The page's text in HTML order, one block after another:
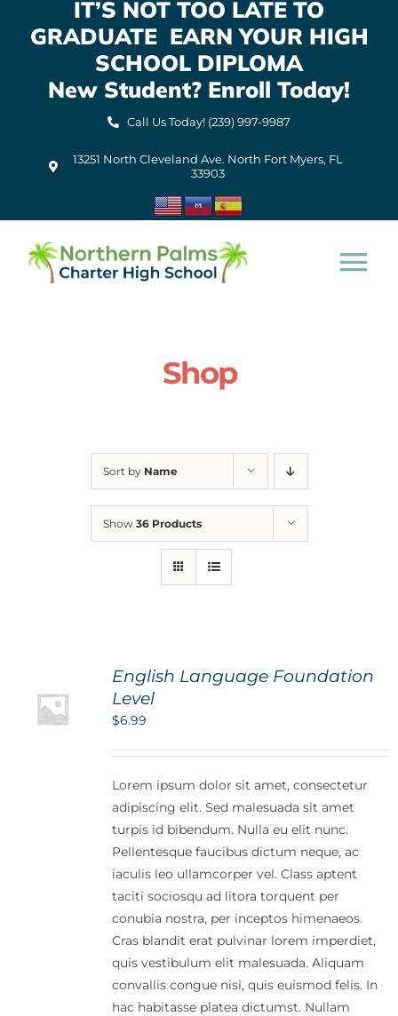
IT’S NOT TOO LATE TO
GRADUATE EARN YOUR HIGH
SCHOOL DIPLOMA
New Student? Enroll Today!
Call Us Today! (239) 997-9987
13251 North Cleveland Ave. North Fort Myers, FL
33903
For Parents
Contact Us
Information And Policies NEW
Shop
Sort by Name
Show 36 Products
English Language Foundation
Level
$6.99
Lorem ipsum dolor sit amet, consectetur
adipiscing elit. Sed malesuada sit amet
turpis id bibendum. Nulla eu elit nunc.
Pellentesque faucibus dictum neque, ac
iaculis leo ullamcorper vel. Class aptent
taciti sociosqu ad litora torquent per
conubia nostra, per inceptos himenaeos.
Cras blandit erat pulvinar lorem imperdiet,
quis vestibulum elit malesuada. Aliquam
convallis congue nisi, quis euismod felis. In
hac habitasse platea dictumst. Nullam